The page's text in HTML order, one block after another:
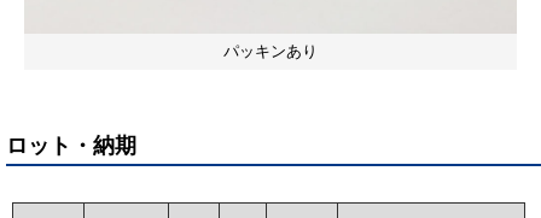
パッキンあり
ロット・納期